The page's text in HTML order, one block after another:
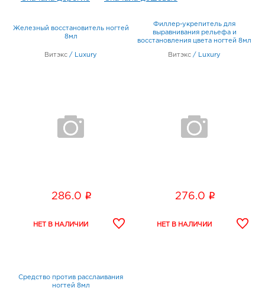
Железный восстановитель ногтей
8мл
Витэкс / Luxury
286.0 i
Филлер-укрепитель для
выравнивания рельефа и
восстановления цвета ногтей 8мл
Витэкс / Luxury
276.0 i
Средство против расслаивания
ногтей 8мл